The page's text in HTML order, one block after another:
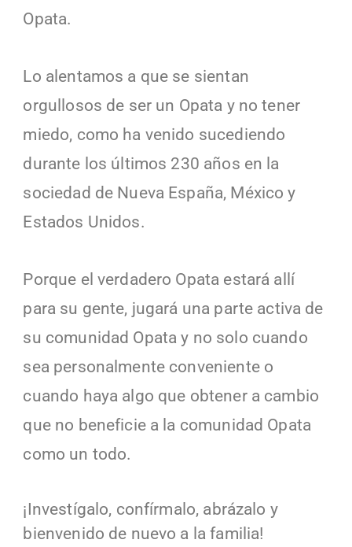
Opata.
Lo alentamos a que se sientan
orgullosos de ser un Opata y no tener
miedo, como ha venido sucediendo
durante los últimos 230 años en la
sociedad de Nueva España, México y
Estados Unidos.
Porque el verdadero Opata estará allí
para su gente, jugará una parte activa de
su comunidad Opata y no solo cuando
sea personalmente conveniente o
cuando haya algo que obtener a cambio
que no beneficie a la comunidad Opata
como un todo.
¡Investígalo, confírmalo, abrázalo y
bienvenido de nuevo a la familia!